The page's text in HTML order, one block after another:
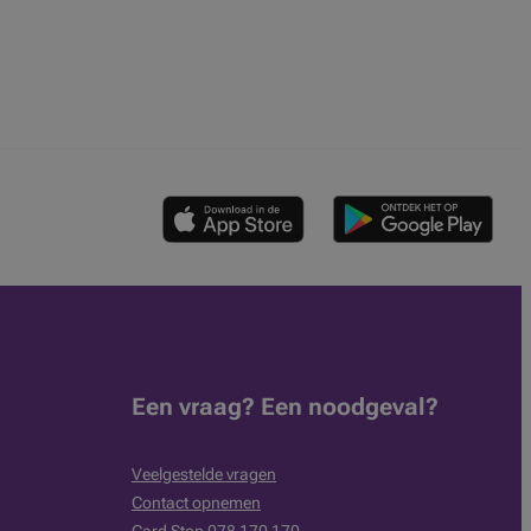
Een vraag? Een noodgeval?
Veelgestelde vragen
Contact opnemen